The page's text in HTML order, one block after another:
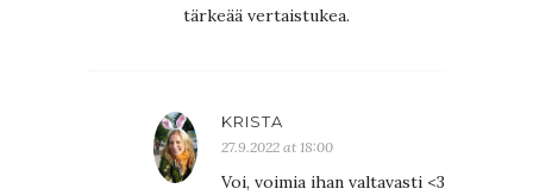
tärkeää vertaistukea.
KRISTA
27.9.2022 at 18:00
Voi, voimia ihan valtavasti <3